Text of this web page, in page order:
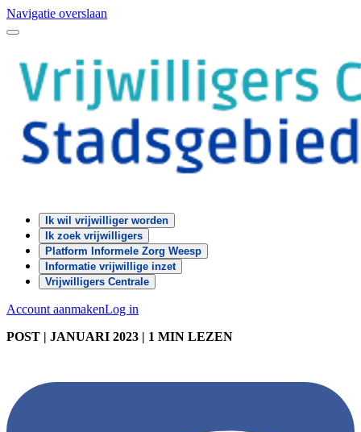
Navigatie overslaan
Ik wil vrijwilliger worden
Ik zoek vrijwilligers
Platform Informele Zorg Weesp
Informatie vrijwillige inzet
Vrijwilligers Centrale
Account aanmakenLog in
POST | JANUARI 2023 | 1 MIN LEZEN